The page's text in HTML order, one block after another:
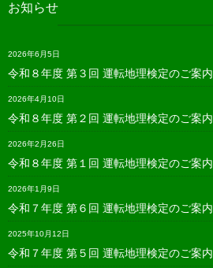
お知らせ
2026年6月5日
令和８年度 第３回 運転地理検定のご案内
2026年4月10日
令和８年度 第２回 運転地理検定のご案内
2026年2月26日
令和８年度 第１回 運転地理検定のご案内
2026年1月9日
令和７年度 第６回 運転地理検定のご案内
2025年10月12日
令和７年度 第５回 運転地理検定のご案内